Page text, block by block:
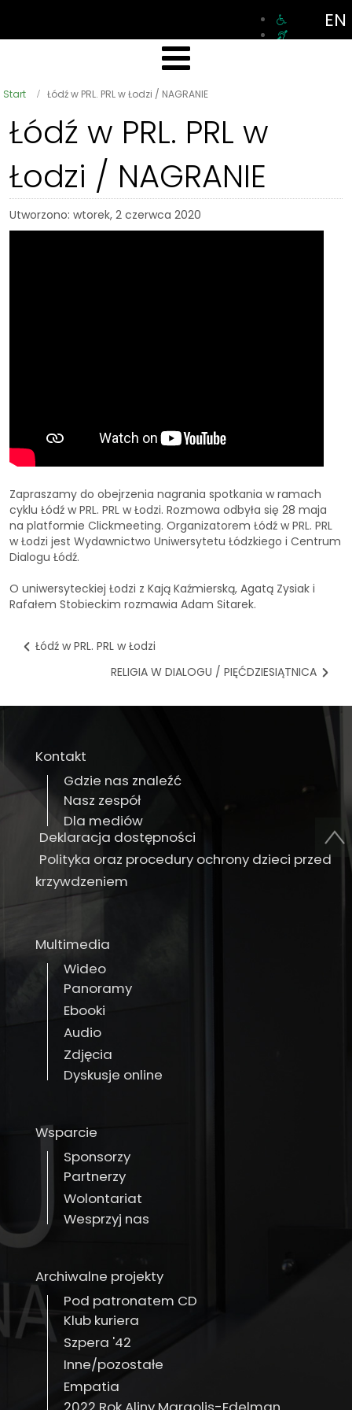
EN
Start Łódź w PRL. PRL w Łodzi / NAGRANIE
Łódź w PRL. PRL w
Łodzi / NAGRANIE
Utworzono: wtorek, 2 czerwca 2020
Zapraszamy do obejrzenia nagrania spotkania w ramach
cyklu Łódź w PRL. PRL w Łodzi. Rozmowa odbyła się 28 maja
na platformie Clickmeeting. Organizatorem Łódź w PRL. PRL
w Łodzi jest Wydawnictwo Uniwersytetu Łódzkiego i Centrum
Dialogu Łódź.
O uniwersyteckiej Łodzi z Kają Kaźmierską, Agatą Zysiak i
Rafałem Stobieckim rozmawia Adam Sitarek.
Łódź w PRL. PRL w Łodzi
RELIGIA W DIALOGU / PIĘĆDZIESIĄTNICA
Kontakt
Gdzie nas znaleźć
Nasz zespół
Dla mediów
Deklaracja dostępności
Polityka oraz procedury ochrony dzieci przed
krzywdzeniem
Multimedia
Wideo
Panoramy
Ebooki
Audio
Zdjęcia
Dyskusje online
Wsparcie
Sponsorzy
Partnerzy
Wolontariat
Wesprzyj nas
Archiwalne projekty
Pod patronatem CD
Klub kuriera
Szpera '42
Inne/pozostałe
Empatia